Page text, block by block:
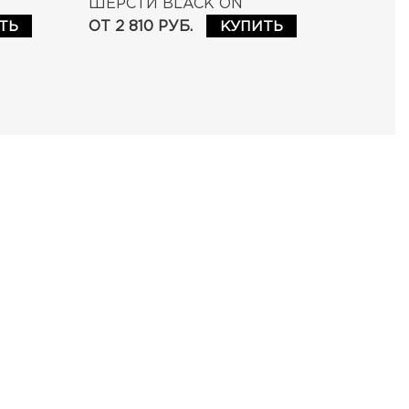
ШЕРСТИ BLACK ON
BLACK SHAMPOO
ОТ 2 810 РУБ. КУПИТЬ